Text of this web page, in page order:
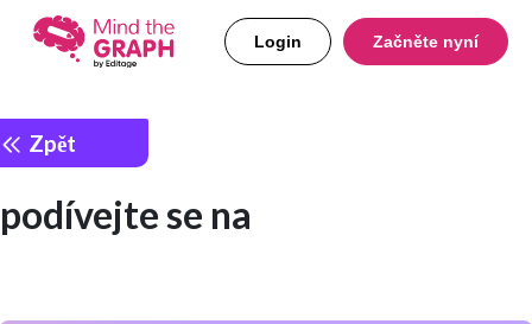
Login Začněte nyní
Zpět
podívejte se na